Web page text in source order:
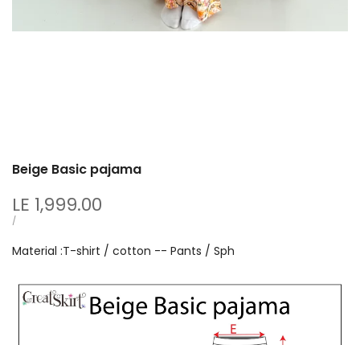
Beige Basic pajama
Sale
price
LE 1,999.00
UNIT
/PER
Material :T-shirt / cotton -- Pants / Sph